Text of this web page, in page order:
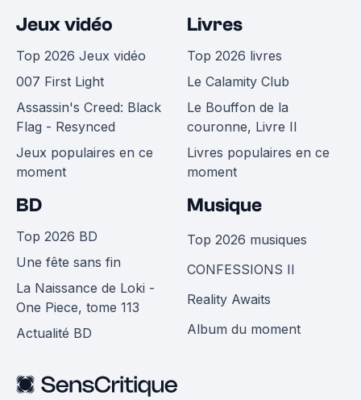
Jeux vidéo
Top 2026 Jeux vidéo
007 First Light
Assassin's Creed: Black
Flag - Resynced
Jeux populaires en ce
moment
Livres
Top 2026 livres
Le Calamity Club
Le Bouffon de la
couronne, Livre II
Livres populaires en ce
moment
BD
Top 2026 BD
Une fête sans fin
La Naissance de Loki -
One Piece, tome 113
Actualité BD
Musique
Top 2026 musiques
CONFESSIONS II
Reality Awaits
Album du moment